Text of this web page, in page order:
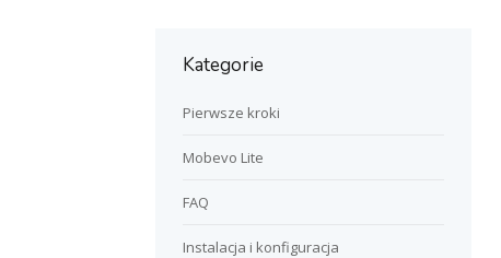
Kategorie
Pierwsze kroki
Mobevo Lite
FAQ
Instalacja i konfiguracja